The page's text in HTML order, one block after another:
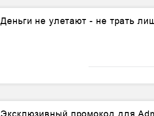
Деньги не улетают - не трать
Эксклюзивный промокод для